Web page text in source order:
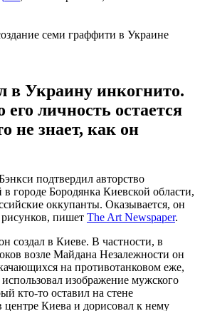
в Украину инкогнито.
личность остается
не знает, как он
подтвердил авторство
городе Бородянка Киевской области,
оккупанты. Оказывается, он
рисунков, пишет The Art Newspaper.
создал в Киеве. В частности, в
возле Майдана Незалежности он
на противотанковом еже,
использовал изображение мужского
кто-то оставил на стене
центре Киева и дорисовал к нему